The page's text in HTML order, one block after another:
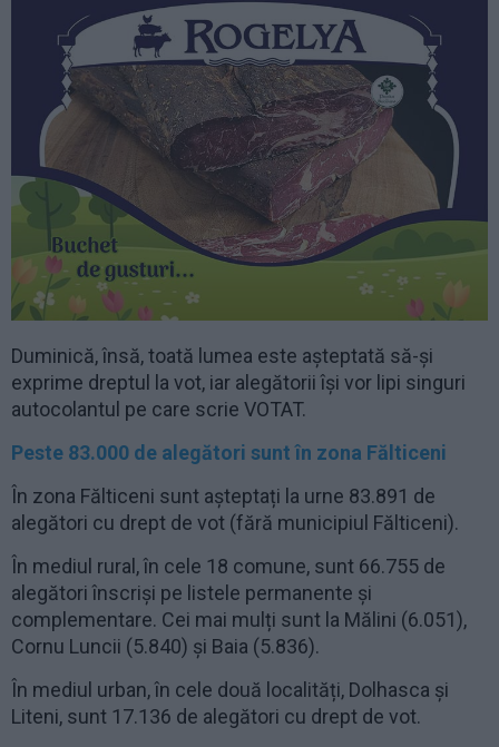
Duminică, însă, toată lumea este așteptată să-și
exprime dreptul la vot, iar alegătorii își vor lipi singuri
autocolantul pe care scrie VOTAT.
Peste 83.000 de alegători sunt în zona Fălticeni
În zona Fălticeni sunt așteptați la urne 83.891 de
alegători cu drept de vot (fără municipiul Fălticeni).
În mediul rural, în cele 18 comune, sunt 66.755 de
alegători înscriși pe listele permanente și
complementare. Cei mai mulți sunt la Mălini (6.051),
Cornu Luncii (5.840) și Baia (5.836).
În mediul urban, în cele două localități, Dolhasca și
Liteni, sunt 17.136 de alegători cu drept de vot.